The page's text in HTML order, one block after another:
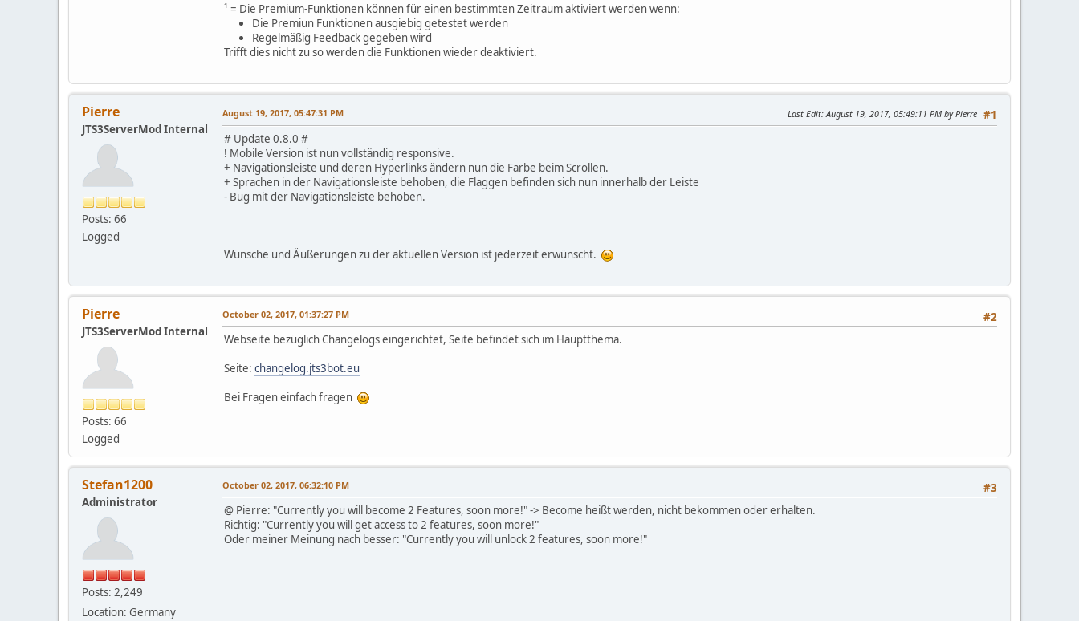
¹ = Die Premium-Funktionen können für einen bestimmten Zeitraum aktiviert werden wenn:
Die Premiun Funktionen ausgiebig getestet werden
Regelmäßig Feedback gegeben wird
Trifft dies nicht zu so werden die Funktionen wieder deaktiviert.
Pierre
JTS3ServerMod Internal
Posts: 66
Logged
#1
August 19, 2017, 05:47:31 PM Last Edit: August 19, 2017, 05:49:11 PM by Pierre
# Update 0.8.0 #
! Mobile Version ist nun vollständig responsive.
+ Navigationsleiste und deren Hyperlinks ändern nun die Farbe beim Scrollen.
+ Sprachen in der Navigationsleiste behoben, die Flaggen befinden sich nun innerhalb der Leiste
- Bug mit der Navigationsleiste behoben.
Wünsche und Äußerungen zu der aktuellen Version ist jederzeit erwünscht.
Pierre
JTS3ServerMod Internal
Posts: 66
Logged
#2
October 02, 2017, 01:37:27 PM
Webseite bezüglich Changelogs eingerichtet, Seite befindet sich im Hauptthema.
Seite: changelog.jts3bot.eu
Bei Fragen einfach fragen
Stefan1200
Administrator
Posts: 2,249
Location: Germany
#3
October 02, 2017, 06:32:10 PM
@ Pierre: "Currently you will become 2 Features, soon more!" -> Become heißt werden, nicht bekommen oder erhalten.
Richtig: "Currently you will get access to 2 features, soon more!"
Oder meiner Meinung nach besser: "Currently you will unlock 2 features, soon more!"